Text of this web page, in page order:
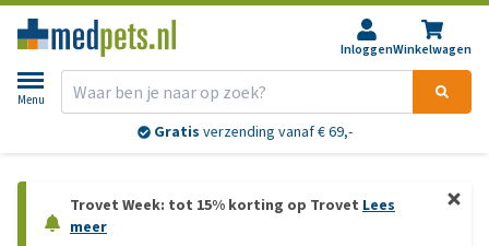
InloggenWinkelwagen
Menu
Gratis verzending vanaf € 69,-
Trovet Week: tot 15% korting op Trovet Lees
meer